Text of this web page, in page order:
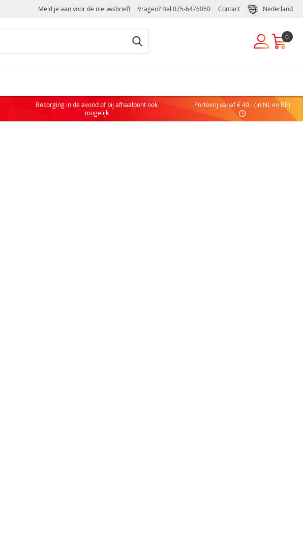
Meld je aan voor de nieuwsbrief! Vragen? Bel 075-6476050 Contact Nederland
0
Als je nog geen account hebt, maak dan eenvoudig en snel een
particulier of zakelijk account aan:
Bezorging in de avond of bij afhaalpunt ook
mogelijk
Portovrij vanaf € 40,- (in NL en BE)